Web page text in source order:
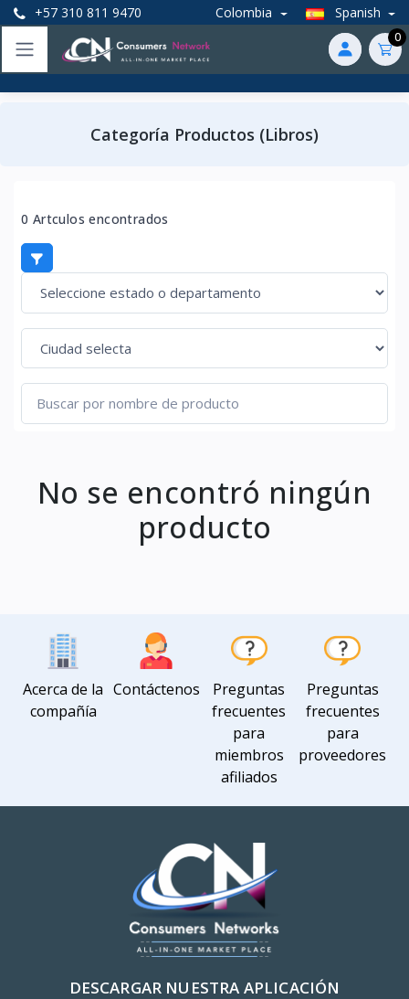
+57 310 811 9470 Colombia Spanish
0
Categoría Productos (Libros)
0 Artculos encontrados
No se encontró ningún
producto
Acerca de la
compañía
Contáctenos
Preguntas
frecuentes
para
miembros
afiliados
Preguntas
frecuentes
para
proveedores
DESCARGAR NUESTRA APLICACIÓN